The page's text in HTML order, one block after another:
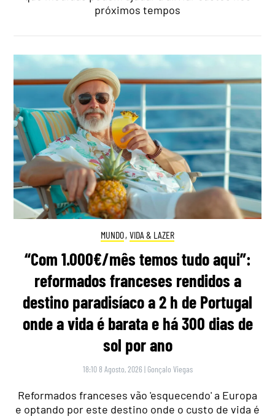
próximos tempos
MUNDO, VIDA & LAZER
“Com 1.000€/mês temos tudo aqui”:
reformados franceses rendidos a
destino paradisíaco a 2 h de Portugal
onde a vida é barata e há 300 dias de
sol por ano
18:10 8 Agosto, 2026 | Gonçalo Viegas
Reformados franceses vão 'esquecendo' a Europa
e optando por este destino onde o custo de vida é